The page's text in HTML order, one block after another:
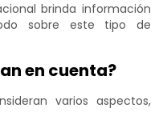
brinda información
sobre este tipo de
en cuenta?
varios aspectos,